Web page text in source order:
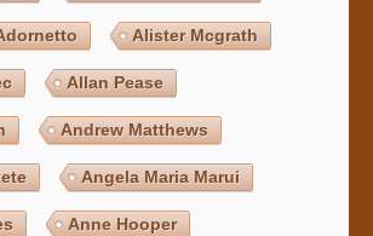
Alister Mcgrath
Allan Pease
Andrew Matthews
Angela Maria Marui
Anne Hooper